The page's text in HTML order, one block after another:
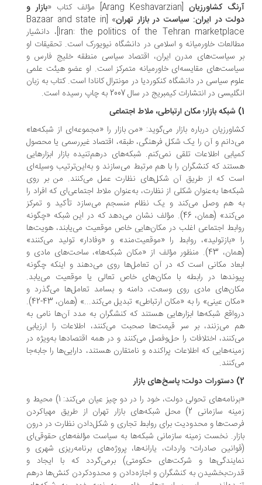
کشاورزیان[Arang Keshavarzian] مؤلف کتاب «
بازار و
در ایران: سیاست در بازار تهران
» [Bazaar and state in
Iran: the politics of the Tehran marketplace]، دانشیار
خاورمیانه و اسلامی در دانشگاه نیویورک است. تحقیقات او
سیاست‌های مدرن ایران، اقتصاد سیاسی منطقه خلیج فارس و
مقایسه‌ای خاورمیانه متمرکز است. او عضو هیئت علمی
سیاسی در دانشگاه کنکوردیا در مونترال کانادا است. کتاب به زبان
در انتشارات کیمبریج در سال 2007 به چاپ رسیده است.
درباره بازار می‌گوید: «من بازار را «مجموعه‌ای از شبکه‌ها»
و آن را یک شکل فرهنگی، طبقه، اقتصاد غیررسمی یا محصول
اطلاعات تلقی نمی‌کنم. شبکه‌های درهم‌تنیده بازار ابزارهایی
که کنشگران را با هم مرتبط می‌سازند و به‌این‌ترتیب وسیله‌ای
که از طریق آن شکل‌های نظارت عمل می‌کنند. من بر روی
به‌عنوان شکلی از نظارت، به‌عنوان ملاط اجتماعی‌ای که افراد را
هم وصل می‌کند و یک نظام منسجم می‌سازد تأکید و تمرکز
می‌کند» (همان، 46). مؤلف نشان می‌دهد که در این شبکه «چگونه
اجتماعی اغلب در مکان‌هایی خاص موقعیت می‌یابند، هویت‌ها
«بازتولید»، روابط را «موقعیت‌مند» و «وفادار» تولید می‌کنند»
(همان، 43). منظور مؤلف از «مکان شبکه‌ها»، ساحت‌های مادی و
مکانی است که در آن تعامل‌ها روی می‌دهند و اینکه چگونه
در رابطه با مکان‌های خاص تعالی یا موقعیت می‌یابد.
مادی روی وسعت، دامنه و بسامد تعامل‌ها می‌گذرد و
«مکان عینی» را به «مکان ارتباطی» تبدیل می‌کند...» (همان، 43-42).
شبکه‌ها ابزارهایی هستند که کنشگران به مدد آن‌ها نامی به
می‌زنند، بر سر قیمت‌ها صحبت می‌کنند، اطلاعات را ارزیابی
اختلافات را حل‌وفصل می‌کنند و در همه اقتصادها به‌ویژه در
که اطلاعات پراکنده و نامتقارن هستند، دارایی‌ها را جابه‌جا
«برنامه‌های تحولی دولت، خود را در دو چیز عیان می‌کند: 1)‌ محیط و
زمینه سازمانی 2)‌ محل شبکه‌های بازار تهران از طریق مهیاکردن
و محدودیت‌ برای روابط تجاری و شکل‌دادن نظارت در درون
نخست زمینه سازمانی شبکه‌ها به سیاست مؤلفه‌های حقوقی‌ای
صادرات- واردات، یارانه‌ها، پروژه‌های برنامه‌ریزی شهری و
و شرکت‌های حکومتی) برمی‌گردد که با ایجاد و
به کنشگران و اجازه‌دادن و محدودکردن کنش‌ها درهم